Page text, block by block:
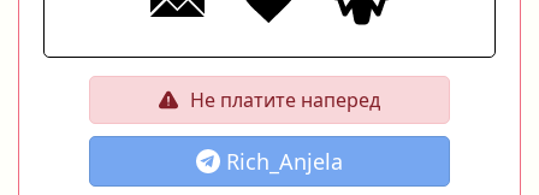
Не платите наперед
Rich_Anjela